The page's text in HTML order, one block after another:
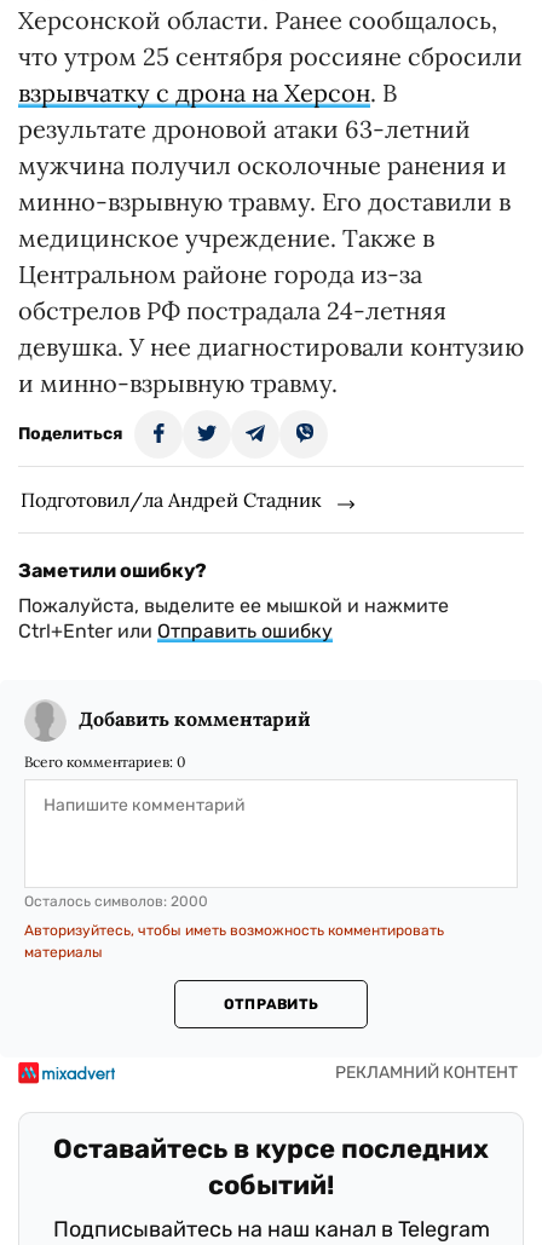
Херсонской области. Ранее сообщалось,
что утром 25 сентября россияне сбросили
взрывчатку с дрона на Херсон. В
результате дроновой атаки 63-летний
мужчина получил осколочные ранения и
минно-взрывную травму. Его доставили в
медицинское учреждение. Также в
Центральном районе города из-за
обстрелов РФ пострадала 24-летняя
девушка. У нее диагностировали контузию
и минно-взрывную травму.
Поделиться
Подготовил/ла Андрей Стадник
Заметили ошибку?
Пожалуйста, выделите ее мышкой и нажмите
Ctrl+Enter или Отправить ошибку
Добавить комментарий
Всего комментариев: 0
Осталось символов: 2000
Авторизуйтесь, чтобы иметь возможность комментировать
материалы
ОТПРАВИТЬ
Оставайтесь в курсе последних
событий!
Подписывайтесь на наш канал в Telegram